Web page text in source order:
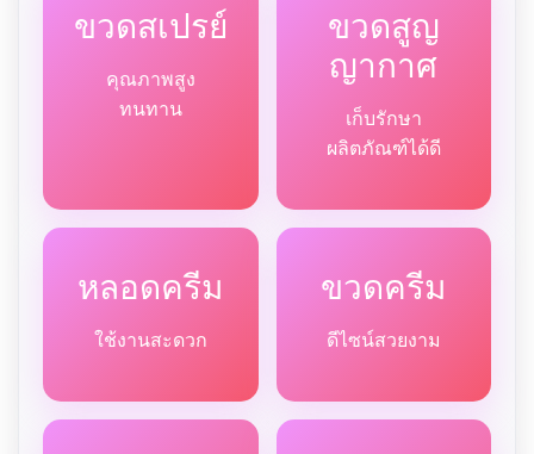
ขวดสเปรย์
คุณภาพสูง
ทนทาน
ขวดสูญ
ญากาศ
เก็บรักษา
ผลิตภัณฑ์ได้ดี
หลอดครีม
ใช้งานสะดวก
ขวดครีม
ดีไซน์สวยงาม